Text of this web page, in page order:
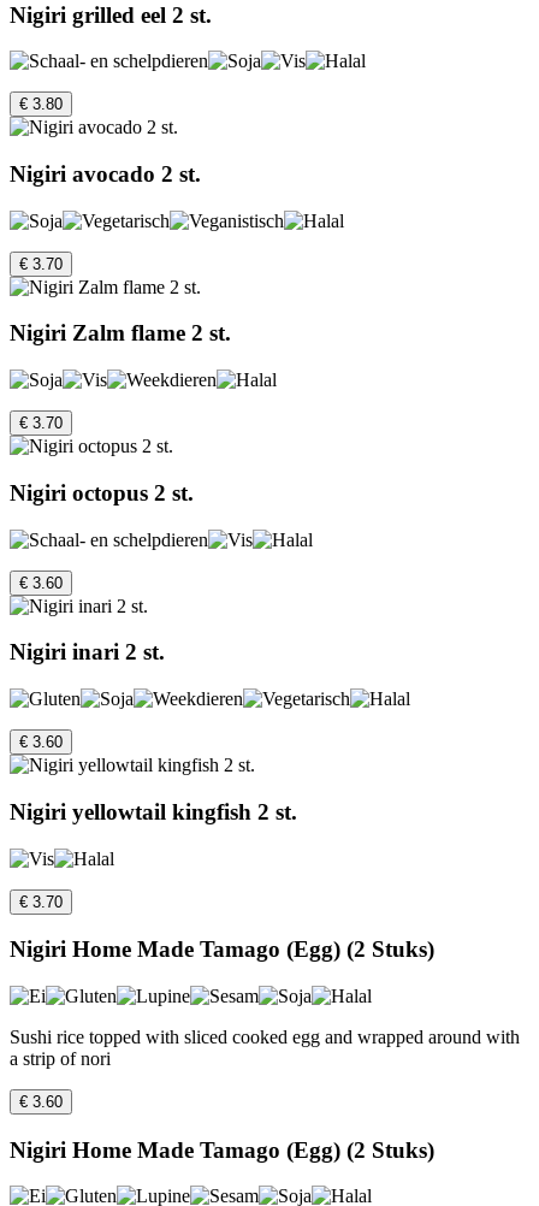
Nigiri grilled eel 2 st.
€ 3.80
Nigiri avocado 2 st.
€ 3.70
Nigiri Zalm flame 2 st.
€ 3.70
Nigiri octopus 2 st.
€ 3.60
Nigiri inari 2 st.
€ 3.60
Nigiri yellowtail kingfish 2 st.
€ 3.70
Nigiri Home Made Tamago (Egg) (2 Stuks)
Sushi rice topped with sliced cooked egg and wrapped around with
a strip of nori
€ 3.60
Nigiri Home Made Tamago (Egg) (2 Stuks)